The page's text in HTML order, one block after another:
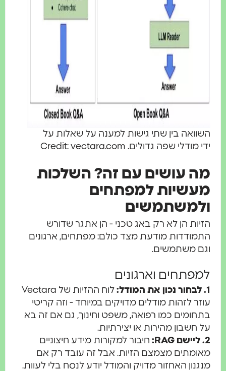
השוואה בין שתי גישות למענה על שאלות על
ידי מודלי שפה גדולים. Credit: vectara.com
מה עושים עם זה? השלכות
מעשיות למפתחים
ולמשתמשים
הזיות הן לא רק באג טכני - הן אתגר שדורש
התמודדות מודעת מצד כולם: מפתחים, ארגונים
וגם משתמשים.
למפתחים וארגונים
לוח ההזיות של Vectara
עוזר לזהות מודלים מדויקים במיוחד - וזה קריטי
בתחומים כמו רפואה, משפט וחינוך, גם אם זה בא
על חשבון מהירות או יצירתיות.
חיבור למקורות מידע חיצוניים
מאומתים מצמצם הזיות. אבל זה עובד רק אם
מנגנון האחזור מדויק והמודל יודע לנסח בלי לעוות.